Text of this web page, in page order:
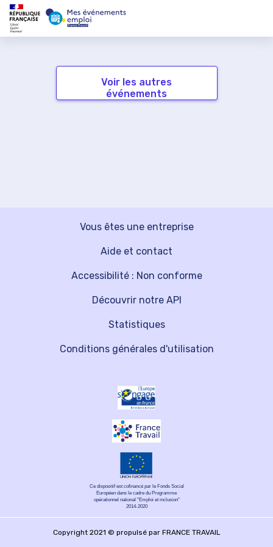
Voir les autres
événements
Vous êtes une entreprise
Découvrir notre API
Aide et contact
Statistiques
Accessibilité : Non conforme
Conditions générales d'utilisation
Ce dispositif est cofinancé par le Fonds Social
Européen dans le cadre du Programme
opérationnel national "Emploi et inclusion"
2014-2020
Copyright 2021 © propulsé par FRANCE TRAVAIL